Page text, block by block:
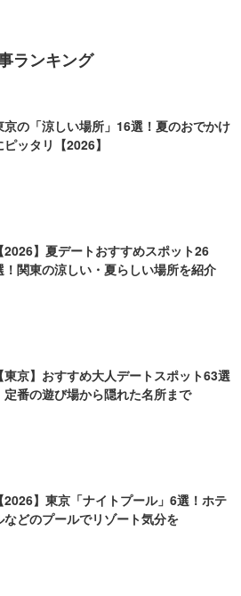
ランキング
京の「涼しい場所」16選！夏のおでかけ
ピッタリ【2026】
【2026】夏デートおすすめスポット26
！関東の涼しい・夏らしい場所を紹介
【東京】おすすめ大人デートスポット63選
定番の遊び場から隠れた名所まで
【2026】東京「ナイトプール」6選！ホテ
などのプールでリゾート気分を